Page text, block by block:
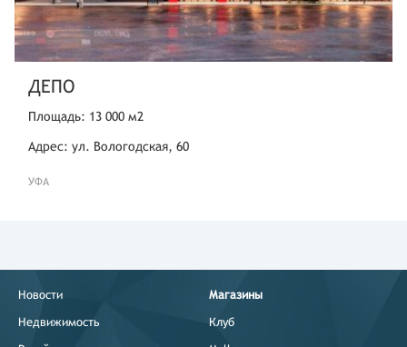
ДЕПО
Площадь: 13 000 м2
Адрес: ул. Вологодская, 60
УФА
Новости
Недвижимость
Магазины
Клуб